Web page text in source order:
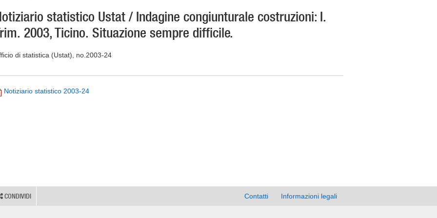
statistico Ustat / Indagine congiunturale costruzioni: I.
2003, Ticino. Situazione sempre difficile.
di statistica (Ustat), no.2003-24
Notiziario statistico 2003-24
CONDIVIDI Contatti Informazioni legali